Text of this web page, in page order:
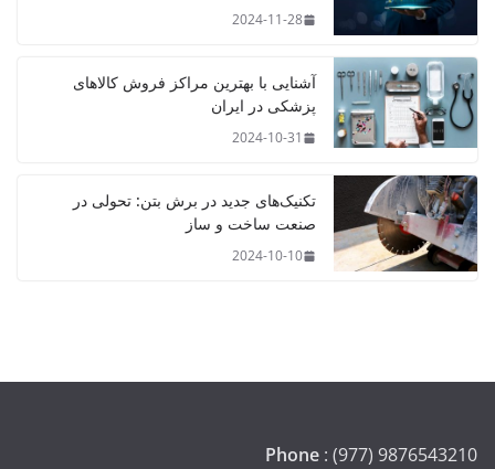
2024-11-28
آشنایی با بهترین مراکز فروش کالاهای
پزشکی در ایران
2024-10-31
تکنیک‌های جدید در برش بتن: تحولی در
صنعت ساخت و ساز
2024-10-10
Phone : (977) 9876543210